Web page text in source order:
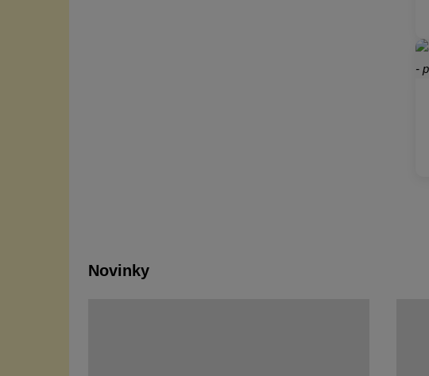
Novinky